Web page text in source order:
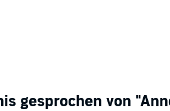
gesprochen von